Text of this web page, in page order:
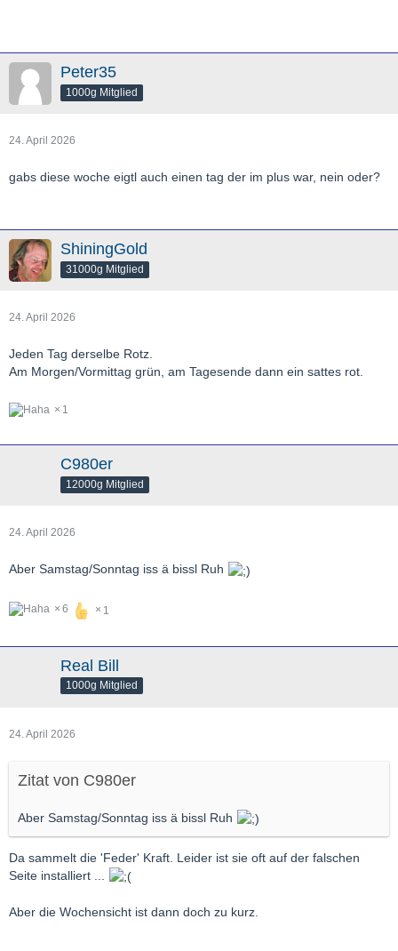
Peter35
1000g Mitglied
24. April 2026
gabs diese woche eigtl auch einen tag der im plus war, nein oder?
ShiningGold
31000g Mitglied
24. April 2026
Jeden Tag derselbe Rotz.
Am Morgen/Vormittag grün, am Tagesende dann ein sattes rot.
1
C980er
12000g Mitglied
24. April 2026
Aber Samstag/Sonntag iss ä bissl Ruh
6 1
Real Bill
1000g Mitglied
24. April 2026
Zitat von C980er
Aber Samstag/Sonntag iss ä bissl Ruh
Da sammelt die 'Feder' Kraft. Leider ist sie oft auf der falschen
Seite installiert ...
Aber die Wochensicht ist dann doch zu kurz.